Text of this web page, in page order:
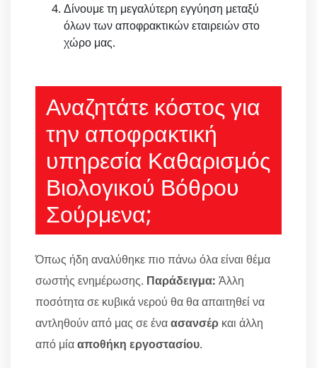
Δίνουμε τη μεγαλύτερη εγγύηση μεταξύ
όλων των αποφρακτικών εταιρειών στο
χώρο μας.
Αναζητάτε κόστος για
την αποφρακτική
υπηρεσία Καθαρισμός
Βιολογικού Βόθρου
Σούρμενα;
Όπως ήδη αναλύθηκε πιο πάνω όλα είναι θέμα
σωστής ενημέρωσης. Παράδειγμα: Άλλη
ποσότητα σε κυβικά νερού θα θα απαιτηθεί να
αντληθούν από μας σε έναασανσέρ και άλλη
από μίααποθήκη εργοστασίου.